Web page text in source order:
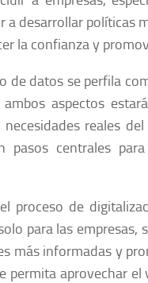
a desarrollar políticas
la confianza y
de datos se perfila
aspectos
reales del
pasos centrales
proceso de
para las
más informadas y
permita aprovechar